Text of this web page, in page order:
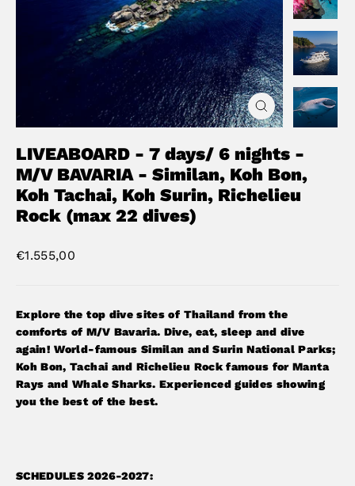
Close
(esc)
LIVEABOARD - 7 days/ 6 nights -
M/V BAVARIA - Similan, Koh Bon,
Koh Tachai, Koh Surin, Richelieu
Rock (max 22 dives)
Regular
€1.555,00
Explore the top dive sites of Thailand from the
comforts of M/V Bavaria. Dive, eat, sleep and dive
again! World-famous Similan and Surin National Parks;
Koh Bon, Tachai and Richelieu Rock famous for Manta
Rays and Whale Sharks. Experienced guides showing
you the best of the best.
SCHEDULES 2026-2027: